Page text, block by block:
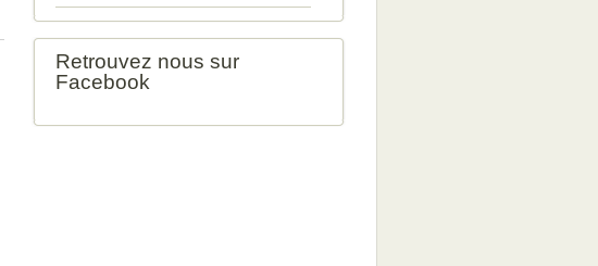
Retrouvez nous sur
Facebook